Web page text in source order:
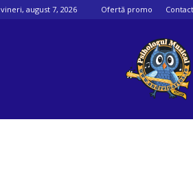
vineri, august 7, 2026 Ofertă promo Contact